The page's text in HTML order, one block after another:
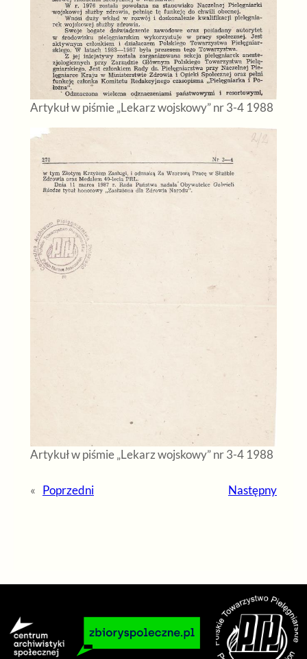
Artykuł w piśmie „Lekarz wojskowy” nr 3-4 1988
Artykuł w piśmie „Lekarz wojskowy” nr 3-4 1988
« Poprzedni Następny